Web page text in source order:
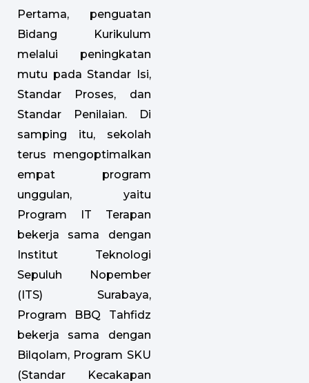
Pertama, penguatan
Bidang Kurikulum
melalui peningkatan
mutu pada Standar Isi,
Standar Proses, dan
Standar Penilaian. Di
samping itu, sekolah
terus mengoptimalkan
empat program
unggulan, yaitu
Program IT Terapan
bekerja sama dengan
Institut Teknologi
Sepuluh Nopember
(ITS) Surabaya,
Program BBQ Tahfidz
bekerja sama dengan
Bilqolam, Program SKU
(Standar Kecakapan